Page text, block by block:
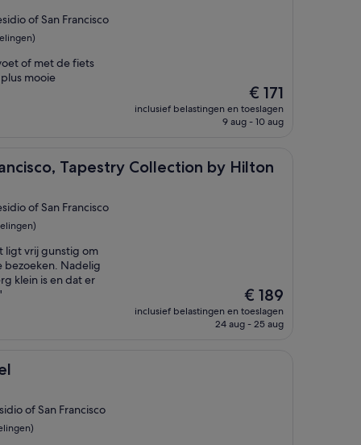
of San Francisco
of met de fiets
mooie
De
prijs
is
€ 171
inclusief belastingen en toeslagen
9 aug - 10 aug
Tapestry Collection by Hilton
Collection by Hilton
of San Francisco
ligt vrij gunstig om
bezoeken. Nadelig
klein is en dat er
De
prijs
is
€ 189
inclusief belastingen en toeslagen
24 aug - 25 aug
of San Francisco